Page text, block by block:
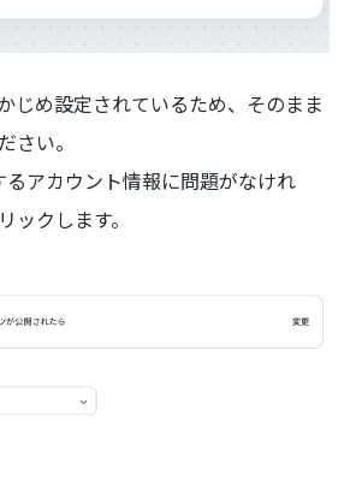
じめ設定されているため、そのまま
さい。
アカウント情報に問題がなけれ
ックします。